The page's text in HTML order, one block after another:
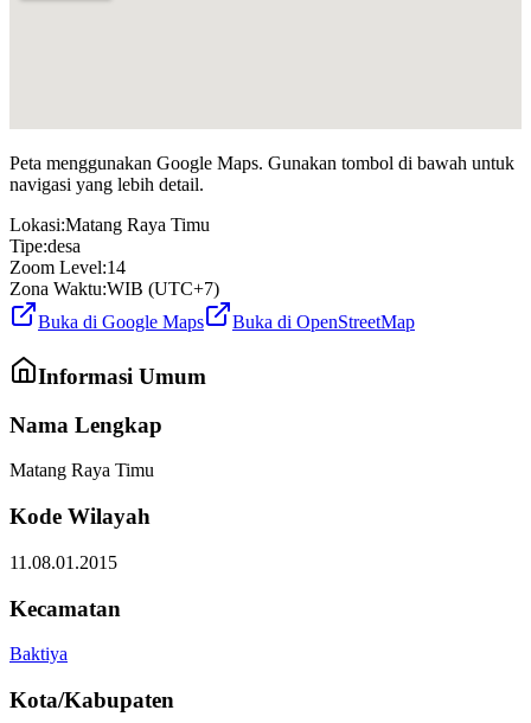
Peta menggunakan Google Maps. Gunakan tombol di bawah untuk
navigasi yang lebih detail.
Lokasi:Matang Raya Timu
Tipe:desa
Zoom Level:14
Zona Waktu:WIB (UTC+7)
Buka di Google Maps
Buka di OpenStreetMap
Informasi Umum
Nama Lengkap
Matang Raya Timu
Kode Wilayah
11.08.01.2015
Kecamatan
Baktiya
Kota/Kabupaten